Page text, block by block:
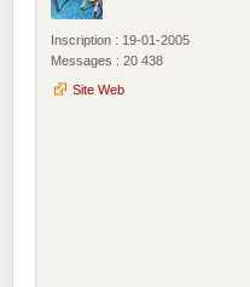
Inscription : 19-01-2005
Messages : 20 438
Site Web